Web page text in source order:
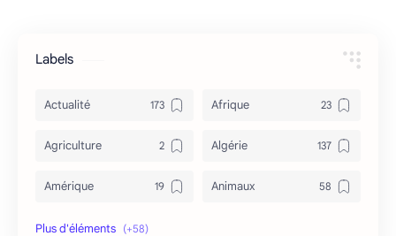
Labels
Actualité Afrique
Agriculture Algérie
Amérique Animaux
Archéologie